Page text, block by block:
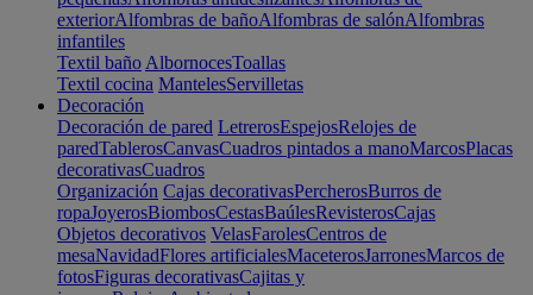
exteriorAlfombras de bañoAlfombras de salónAlfombras
infantiles
Textil baño AlbornocesToallas
Textil cocina MantelesServilletas
Decoración
Decoración de pared LetrerosEspejosRelojes de
paredTablerosCanvasCuadros pintados a manoMarcosPlacas
decorativasCuadros
Organización Cajas decorativasPercherosBurros de
ropaJoyerosBiombosCestasBaúlesRevisterosCajas
Objetos decorativos VelasFarolesCentros de
mesaNavidadFlores artificialesMaceterosJarronesMarcos de
fotosFiguras decorativasCajitas y